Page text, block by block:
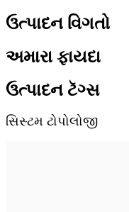
ઉત્પાદન વિગતો
અમારા ફાયદા
ઉત્પાદન ટૅગ્સ
સિસ્ટમ ટોપોલોજી